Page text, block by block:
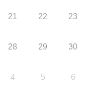
21 22 23
28 29 30
4 5 6